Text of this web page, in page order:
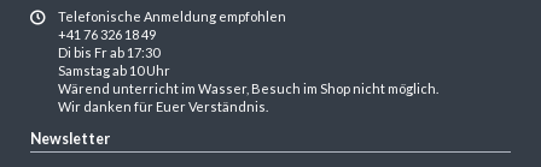
Telefonische Anmeldung empfohlen
+41 76 326 18 49
Di bis Fr ab 17:30
Samstag ab 10 Uhr
Wärend unterricht im Wasser, Besuch im Shop nicht möglich.
Wir danken für Euer Verständnis.
Newsletter